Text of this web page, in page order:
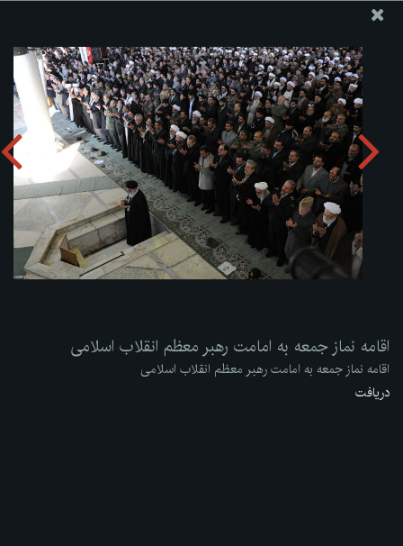
ارسال نامه
وجوهات
اقامه نماز جمعه به امامت رهبر معظم انقلاب اسلامی
دریافت آلبوم: zip
اقامه نماز جمعه به امامت رهبر معظم انقلاب اسلامی
اقامه نماز جمعه به امامت رهبر معظم انقلاب اسلامی
دریافت